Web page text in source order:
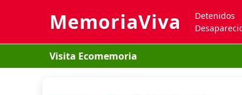
MemoriaViva
Detenidos
Visita Ecomemoria